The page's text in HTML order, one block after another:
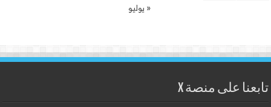
« يوليو
تابعنا على منصة X